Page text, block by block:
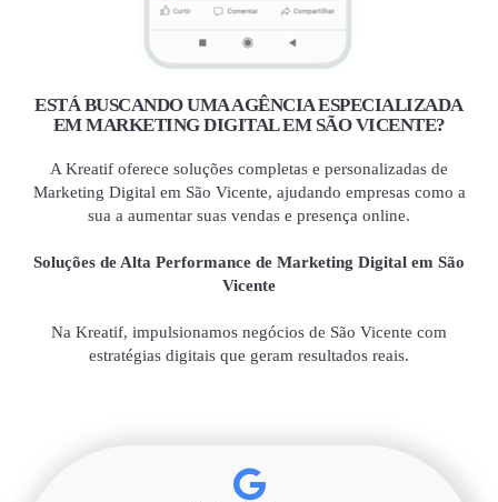
ESTÁ BUSCANDO UMA AGÊNCIA ESPECIALIZADA
EM MARKETING DIGITAL EM SÃO VICENTE?
A Kreatif oferece soluções completas e personalizadas de
Marketing Digital em São Vicente, ajudando empresas como a
sua a aumentar suas vendas e presença online.
Soluções de Alta Performance de Marketing Digital em São
Vicente
Na Kreatif, impulsionamos negócios de São Vicente com
estratégias digitais que geram resultados reais.